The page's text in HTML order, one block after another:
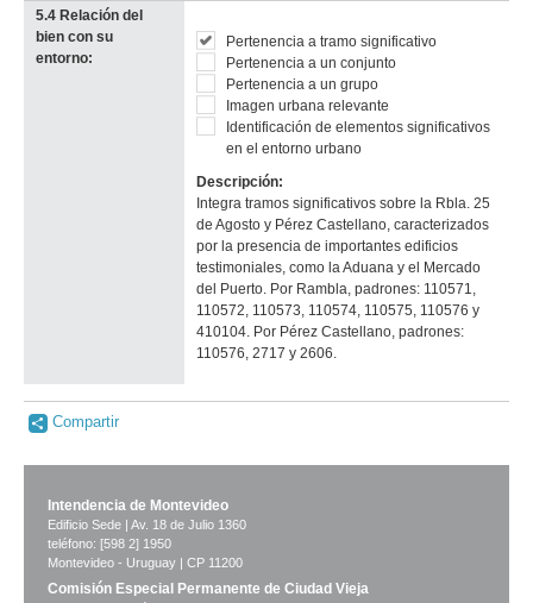
5.4 Relación del
bien con su
entorno:
Pertenencia a tramo significativo
Pertenencia a un conjunto
Pertenencia a un grupo
Imagen urbana relevante
Identificación de elementos significativos
en el entorno urbano
Descripción:
Integra tramos significativos sobre la Rbla. 25
de Agosto y Pérez Castellano, caracterizados
por la presencia de importantes edificios
testimoniales, como la Aduana y el Mercado
del Puerto. Por Rambla, padrones: 110571,
110572, 110573, 110574, 110575, 110576 y
410104. Por Pérez Castellano, padrones:
110576, 2717 y 2606.
Compartir
Intendencia de Montevideo
Edificio Sede | Av. 18 de Julio 1360
teléfono: [598 2] 1950
Montevideo - Uruguay | CP 11200
Comisión Especial Permanente de Ciudad Vieja